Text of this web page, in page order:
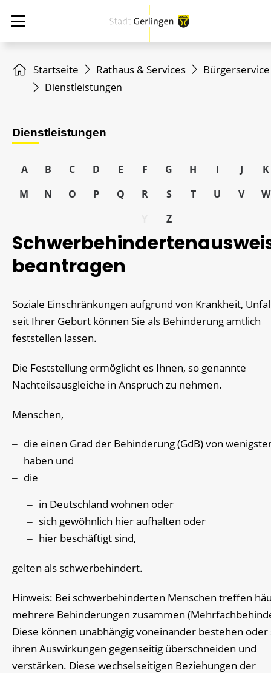
Startseite Rathaus & Services Bürgerservice
Dienstleistungen
Dienstleistungen
A B C D E F G H I J
K
M
N O P Q R S T U V
W
Z
beantragen
Soziale Einschränkungen aufgrund von Krankheit,
seit Ihrer Geburt können Sie als Behinderung amtlich
feststellen lassen.
Die Feststellung ermöglicht es Ihnen, so genannte
Nachteilsausgleiche in Anspruch zu nehmen.
Menschen,
die einen Grad der Behinderung (GdB) von
haben und
die
in Deutschland wohnen oder
sich gewöhnlich hier aufhalten oder
hier beschäftigt sind,
gelten als schwerbehindert.
Hinweis: Bei schwerbehinderten Menschen treffen
mehrere Behinderungen zusammen
Diese können unabhängig voneinander bestehen oder
ihren Auswirkungen gegenseitig überschneiden und
verstärken. Diese wechselseitigen Beziehungen der